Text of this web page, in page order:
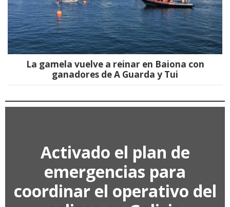
La Freixa se convierte en el epicentro de la
natación en aguas abiertas con la X Travesía
Vila do Tea
Baixo Miño